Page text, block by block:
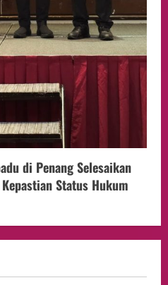
di Penang Selesaikan
Status Hukum